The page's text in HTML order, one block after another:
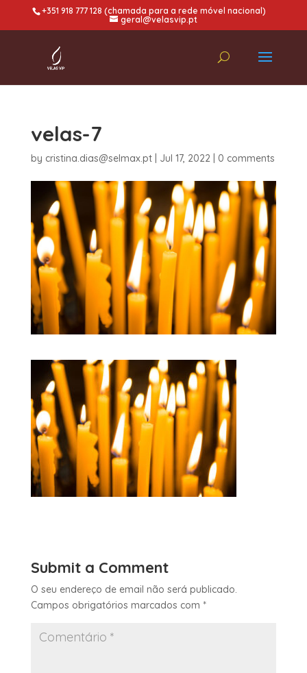
+351 918 777 128 (chamada para a rede móvel nacional)
geral@velasvip.pt
velas-7
by cristina.dias@selmax.pt| Jul 17, 2022| 0 comments
Submit a Comment
O seu endereço de email não será publicado.
Campos obrigatórios marcados com *